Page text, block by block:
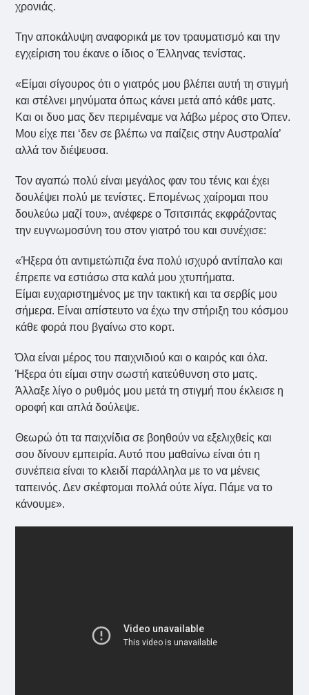
χρονιάς.
Την αποκάλυψη αναφορικά με τον τραυματισμό και την
εγχείριση του έκανε ο ίδιος ο Έλληνας τενίστας.
«Είμαι σίγουρος ότι ο γιατρός μου βλέπει αυτή τη στιγμή
και στέλνει μηνύματα όπως κάνει μετά από κάθε ματς.
Και οι δυο μας δεν περιμέναμε να λάβω μέρος στο Όπεν.
Μου είχε πει ‘δεν σε βλέπω να παίζεις στην Αυστραλία’
αλλά τον διέψευσα.
Τον αγαπώ πολύ είναι μεγάλος φαν του τένις και έχει
δουλέψει πολύ με τενίστες. Επομένως χαίρομαι που
δουλεύω μαζί του», ανέφερε ο Τσιτσιπάς εκφράζοντας
την ευγνωμοσύνη του στον γιατρό του και συνέχισε:
«Ήξερα ότι αντιμετώπιζα ένα πολύ ισχυρό αντίπαλο και
έπρεπε να εστιάσω στα καλά μου χτυπήματα.
Είμαι ευχαριστημένος με την τακτική και τα σερβίς μου
σήμερα. Είναι απίστευτο να έχω την στήριξη του κόσμου
κάθε φορά που βγαίνω στο κορτ.
Όλα είναι μέρος του παιχνιδιού και ο καιρός και όλα.
Ήξερα ότι είμαι στην σωστή κατεύθυνση στο ματς.
Άλλαξε λίγο ο ρυθμός μου μετά τη στιγμή που έκλεισε η
οροφή και απλά δούλεψε.
Θεωρώ ότι τα παιχνίδια σε βοηθούν να εξελιχθείς και
σου δίνουν εμπειρία. Αυτό που μαθαίνω είναι ότι η
συνέπεια είναι το κλειδί παράλληλα με το να μένεις
ταπεινός. Δεν σκέφτομαι πολλά ούτε λίγα. Πάμε να το
κάνουμε».